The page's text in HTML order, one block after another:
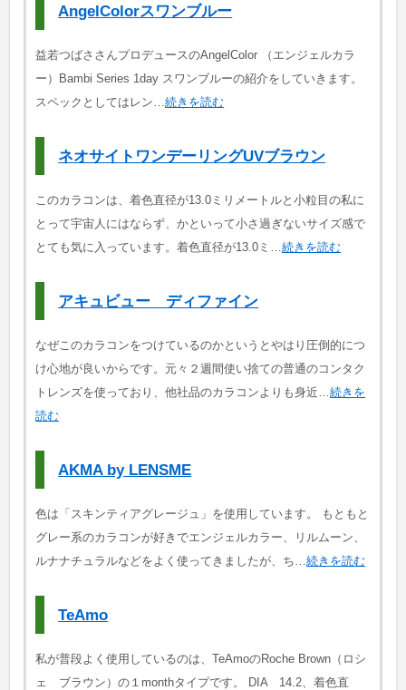
AngelColorスワンブルー
益若つばささんプロデュースのAngelColor （エンジェルカラ
ー）Bambi Series 1day スワンブルーの紹介をしていきます。
スペックとしてはレン…続きを読む
ネオサイトワンデーリングUVブラウン
このカラコンは、着色直径が13.0ミリメートルと小粒目の私に
とって宇宙人にはならず、かといって小さ過ぎないサイズ感で
とても気に入っています。着色直径が13.0ミ…続きを読む
アキュビュー ディファイン
なぜこのカラコンをつけているのかというとやはり圧倒的につ
け心地が良いからです。元々２週間使い捨ての普通のコンタク
トレンズを使っており、他社品のカラコンよりも身近…続きを
読む
AKMA by LENSME
色は「スキンティアグレージュ」を使用しています。 もともと
グレー系のカラコンが好きでエンジェルカラー、リルムーン、
ルナナチュラルなどをよく使ってきましたが、ち…続きを読む
TeAmo
私が普段よく使用しているのは、TeAmoのRoche Brown（ロシ
ェ ブラウン）の１monthタイプです。 DIA 14.2、着色直